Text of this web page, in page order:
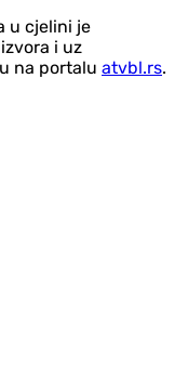
u cjelini je
i uz
na portalu atvbl.rs.